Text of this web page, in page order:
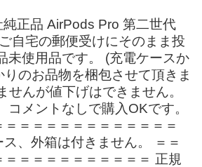
正品 AirPods Pro 第二世代
自宅の郵便受けにそのまま投
未使用品です。 (充電ケースか
りのお品物を梱包させて頂きま
んが値下げはできません。
コメントなしで購入OKです。
＝＝＝＝＝＝＝＝＝＝＝＝＝
、外箱は付きません。 ＝＝
＝＝＝＝＝＝＝＝＝＝＝ 正規